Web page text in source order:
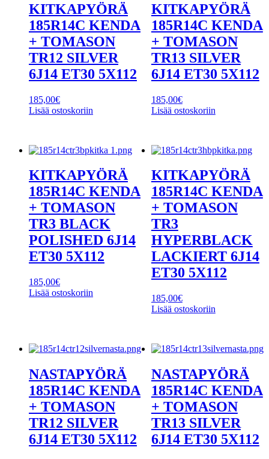
KITKAPYÖRÄ
185R14C KENDA
+ TOMASON
TR12 SILVER
6J14 ET30 5X112
185,00€
Lisää ostoskoriin
KITKAPYÖRÄ
185R14C KENDA
+ TOMASON
TR13 SILVER
6J14 ET30 5X112
185,00€
Lisää ostoskoriin
KITKAPYÖRÄ
185R14C KENDA
+ TOMASON
TR3 BLACK
POLISHED 6J14
ET30 5X112
185,00€
Lisää ostoskoriin
KITKAPYÖRÄ
185R14C KENDA
+ TOMASON
TR3
HYPERBLACK
LACKIERT 6J14
ET30 5X112
185,00€
Lisää ostoskoriin
NASTAPYÖRÄ
185R14C KENDA
+ TOMASON
TR12 SILVER
6J14 ET30 5X112
NASTAPYÖRÄ
185R14C KENDA
+ TOMASON
TR13 SILVER
6J14 ET30 5X112